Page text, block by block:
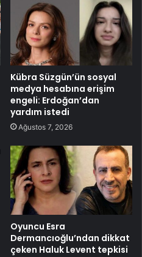
Kübra Süzgün’ün sosyal
medya hesabına erişim
engeli: Erdoğan’dan
yardım istedi
Ağustos 7, 2026
Oyuncu Esra
Dermancıoğlu’ndan dikkat
çeken Haluk Levent tepkisi